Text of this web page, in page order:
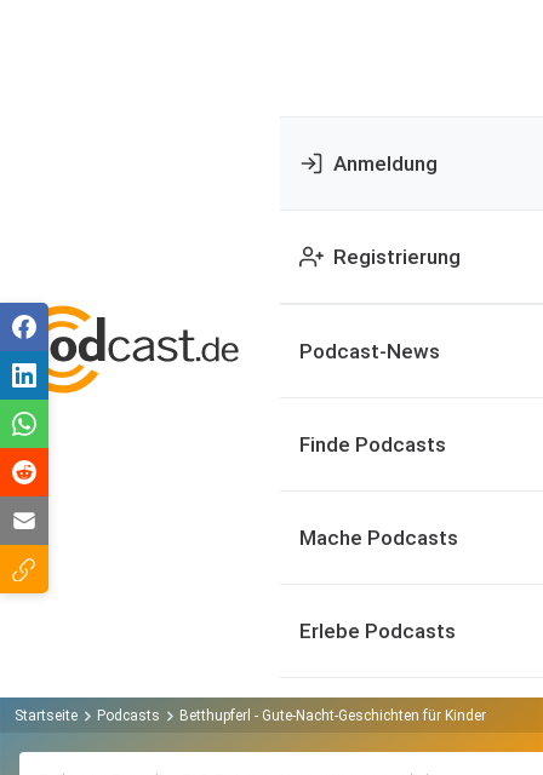
Anmeldung
Registrierung
Podcast-News
Finde Podcasts
Mache Podcasts
Erlebe Podcasts
Startseite Podcasts Betthupferl - Gute-Nacht-Geschichten für Kinder Podcast